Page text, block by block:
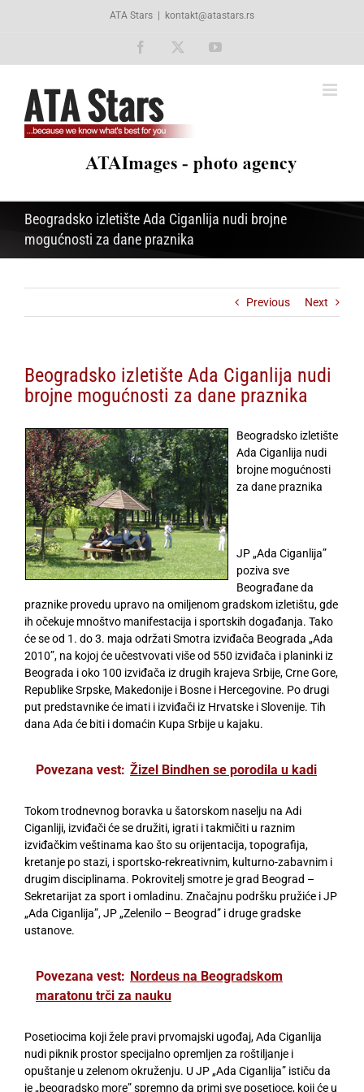
ATA Stars kontakt@atastars.rs
Facebook YouTube
Beogradsko izletište Ada Ciganlija nudi brojne
mogućnosti za dane praznika
Previous Next
Beogradsko izletište Ada Ciganlija nudi
brojne mogućnosti za dane praznika
Beogradsko izletište
Ada Ciganlija nudi
brojne mogućnosti
za dane praznika
JP „Ada Ciganlija”
poziva sve
Beograđane da
praznike provedu upravo na omiljenom gradskom izletištu, gde
ih očekuje mnoštvo manifestacija i sportskih događanja. Tako
će se od 1. do 3. maja održati Smotra izviđača Beograda „Ada
2010”, na kojoj će učestvovati više od 550 izviđača i planinki iz
Beograda i oko 100 izviđača iz drugih krajeva Srbije, Crne Gore,
Republike Srpske, Makedonije i Bosne i Hercegovine. Po drugi
put predstavnike će imati i izviđači iz Hrvatske i Slovenije. Tih
dana Ada će biti i domaćin Kupa Srbije u kajaku.
Povezana vest: Žizel Bindhen se porodila u kadi
Tokom trodnevnog boravka u šatorskom naselju na Adi
Ciganliji, izviđači će se družiti, igrati i takmičiti u raznim
izviđačkim veštinama kao što su orijentacija, topografija,
kretanje po stazi, i sportsko-rekreativnim, kulturno-zabavnim i
drugim disciplinama. Pokrovitelj smotre je grad Beograd –
Sekretarijat za sport i omladinu. Značajnu podršku pružiće i JP
„Ada Ciganlija”, JP „Zelenilo – Beograd” i druge gradske
ustanove.
Povezana vest: Nordeus na Beogradskom
maratonu trči za nauku
Posetiocima koji žele pravi prvomajski ugođaj, Ada Ciganlija
nudi piknik prostor specijalno opremljen za roštiljanje i
opuštanje u zelenom okruženju. U JP „Ada Ciganlija” ističu da
je „beogradsko more” spremno da primi sve posetioce, koji će u